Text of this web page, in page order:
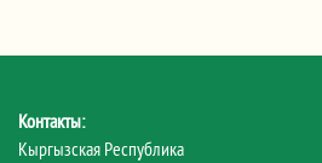
Контакты:
Кыргызская Республика